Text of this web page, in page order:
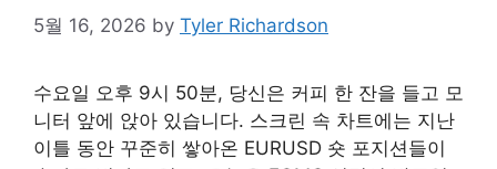
5월 16, 2026 by Tyler Richardson
수요일 오후 9시 50분, 당신은 커피 한 잔을 들고 모
니터 앞에 앉아 있습니다. 스크린 속 차트에는 지난
이틀 동안 꾸준히 쌓아온 EURUSD 숏 포지션들이